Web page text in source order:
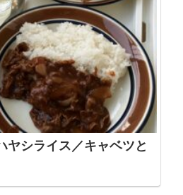
ヤシライス／キャベツと